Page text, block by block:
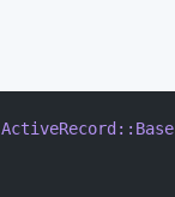
ActiveRecord::Base